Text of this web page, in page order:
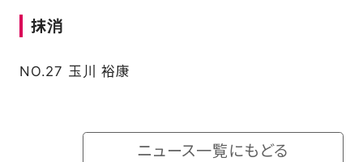
抹消
NO.27 玉川 裕康
ニュース一覧にもどる